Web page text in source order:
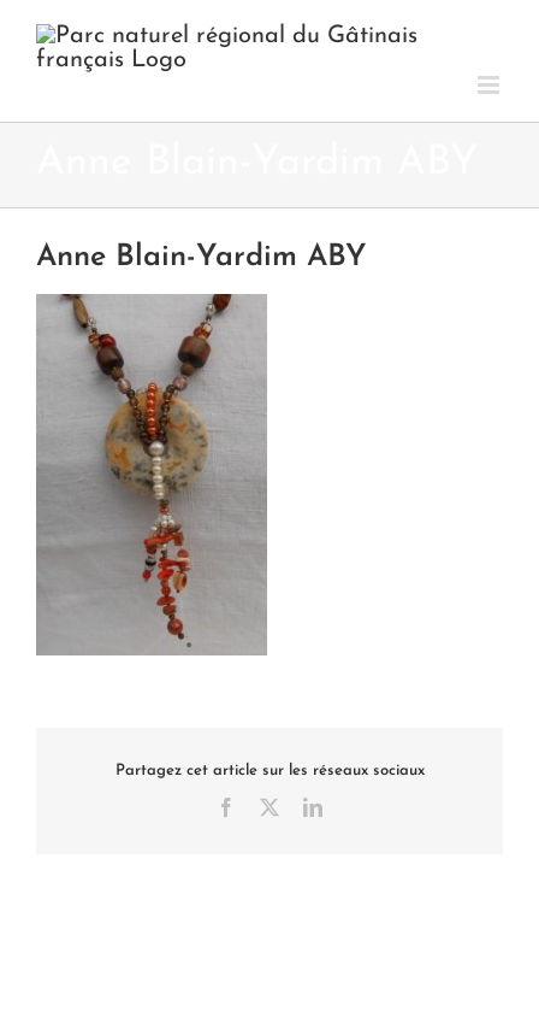
contenu
Anne Blain-Yardim ABY
Partagez cet article sur les réseaux sociaux
Facebook LinkedIn